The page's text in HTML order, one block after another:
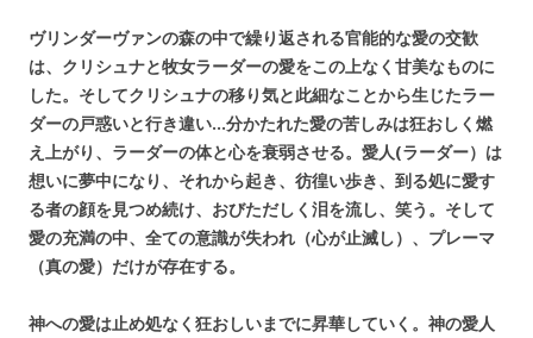
ヴリンダーヴァンの森の中で繰り返される官能的な愛の交歓
は、クリシュナと牧女ラーダーの愛をこの上なく甘美なものに
した。そしてクリシュナの移り気と此細なことから生じたラー
ダーの戸惑いと行き違い…分かたれた愛の苦しみは狂おしく燃
え上がり、ラーダーの体と心を衰弱させる。愛人(ラーダー）は
想いに夢中になり、それから起き、彷徨い歩き、到る処に愛す
る者の顔を見つめ続け、おびただしく泪を流し、笑う。そして
愛の充満の中、全ての意識が失われ（心が止滅し）、プレーマ
（真の愛）だけが存在する。
神への愛は止め処なく狂おしいまでに昇華していく。神の愛人